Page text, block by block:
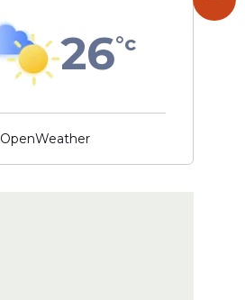
26°c
OpenWeather